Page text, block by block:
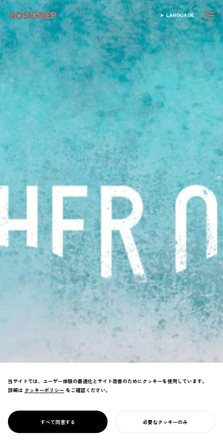
ホーム SELECT LANGUAGE
LANGUAGE
PROJECT
MOTHER OCEAN
人が持つ海への思いを、母への愛情として捉
え、海を守る気持ちを育む研究。
当サイトでは、ユーザー体験の最適化とサイト改善のためにクッキーを使用しています。
詳細は クッキーポリシー
クッキーポリシー をご確認ください。
すべて同意する 必要なクッキーのみ